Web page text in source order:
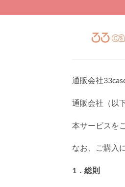
to
通販会社
通販会社（以
本サービスを
なお、ご購入
1．総則